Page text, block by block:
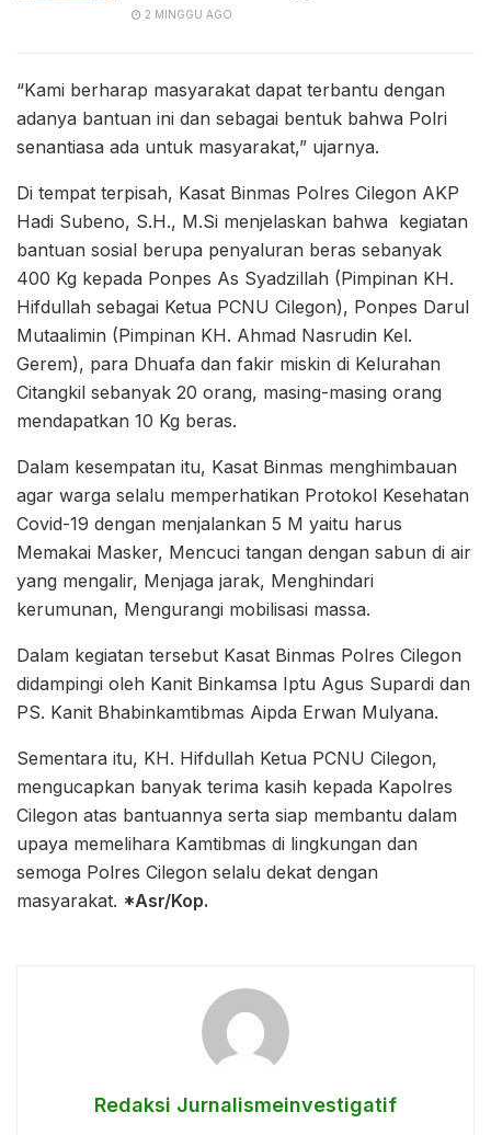
2 MINGGU AGO
“Kami berharap masyarakat dapat terbantu dengan
adanya bantuan ini dan sebagai bentuk bahwa Polri
senantiasa ada untuk masyarakat,” ujarnya.
Di tempat terpisah, Kasat Binmas Polres Cilegon AKP
Hadi Subeno, S.H., M.Si menjelaskan bahwa kegiatan
bantuan sosial berupa penyaluran beras sebanyak
400 Kg kepada Ponpes As Syadzillah (Pimpinan KH.
Hifdullah sebagai Ketua PCNU Cilegon), Ponpes Darul
Mutaalimin (Pimpinan KH. Ahmad Nasrudin Kel.
Gerem), para Dhuafa dan fakir miskin di Kelurahan
Citangkil sebanyak 20 orang, masing-masing orang
mendapatkan 10 Kg beras.
Dalam kesempatan itu, Kasat Binmas menghimbauan
agar warga selalu memperhatikan Protokol Kesehatan
Covid-19 dengan menjalankan 5 M yaitu harus
Memakai Masker, Mencuci tangan dengan sabun di air
yang mengalir, Menjaga jarak, Menghindari
kerumunan, Mengurangi mobilisasi massa.
Dalam kegiatan tersebut Kasat Binmas Polres Cilegon
didampingi oleh Kanit Binkamsa Iptu Agus Supardi dan
PS. Kanit Bhabinkamtibmas Aipda Erwan Mulyana.
Sementara itu, KH. Hifdullah Ketua PCNU Cilegon,
mengucapkan banyak terima kasih kepada Kapolres
Cilegon atas bantuannya serta siap membantu dalam
upaya memelihara Kamtibmas di lingkungan dan
semoga Polres Cilegon selalu dekat dengan
masyarakat. *Asr/Kop.
Redaksi Jurnalismeinvestigatif